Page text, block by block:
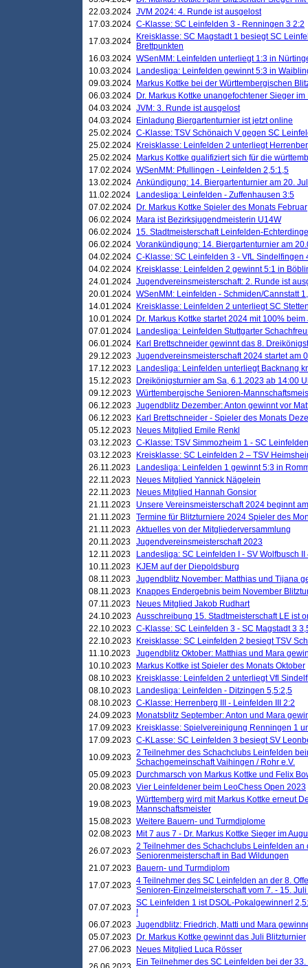
22.03.2024 JVM 2024: 4. Runde ist ausgelost
17.03.2024 C-Klasse: SC Leinfelden 3 - Renningen 3 2:2
17.03.2024
Kreisklasse: SC Magstadt 1 besiegt SC
Brettpunkten
16.03.2024 WSenMM: Leinfelden unterliegt 1:3 in
10.03.2024
Landesliga: Leinfelden gewinnt 5:3 in
09.03.2024
Markus Kottke bei der Württembergischen
06.03.2024
Dr. Markus Kottke unangefochtener Sieger
04.03.2024 JVM: 3. Runde ist ausgelost
04.03.2024
Einladung Biergartenturnier ist jetzt online
25.02.2024 C-Klasse: TSV Schönaich V gegen SC
25.02.2024
Kreisklasse: Leinfelden 2 unterliegt
25.02.2024
Markus Kottke qualifiziert sich für die
17.02.2024 WSenMM: Pfullingen - Leinfelden 2,5:1,5
13.02.2024 Ankündigung: 14. Biergartenturnier am 20.
11.02.2024
Landesliga: Leinfelden - Zuffenhausen 3:5
07.02.2024
Dr. Markus Kottke Spieler des Monats Februar
06.02.2024
Mara ist Bezirksjugendmeisterin U14W
06.02.2024 15. Stadtmeisterschaft Leinfelden-
06.02.2024 Vorankündigung: 14. Biergartenturnier am
04.02.2024 C-Klasse: SC Leinfelden 3 - VfL Sindelfingen
04.02.2024
Kreisklasse: Leinfelden 2 gewinnt 5:1 in
24.01.2024 Jugendvereinsmeisterschaft: 2. Runde ist
20.01.2024 WSenMM: Leinfelden - Schmiden/Cannstatt
14.01.2024
Kreisklasse: Leinfelden 2 unterliegt SC
10.01.2024
Dr. Markus Kottke startet 2024 mit 100%
07.01.2024
Landesliga: Leinfelden Stuttgarter
06.01.2024
Karl Brettschneider gewinnt das 8.
29.12.2023 Jugendvereinsmeisterschaft 2024 startet am
17.12.2023
Landesliga: Leinfelden unterliegt Backnang
15.12.2023
Dreikönigsturnier am Sa, 6.1.2023 ab 14:00
09.12.2023 Württembergische Senioren-
06.12.2023 Jugendblitz Dezember: Anton gewinnt vor
06.12.2023
Karl Brettschneider - Spieler des Monats
05.12.2023
Neues Mitglied Emile Renkl
03.12.2023 C-Klasse: TSV Simmozheim 1 - SC
03.12.2023
Kreisklasse: SC Leinfelden 2 – TSV
26.11.2023
Landesliga: Leinfelden 1 gewinnt 5:3 in
22.11.2023
Neues Mitglied Yannick Nägelein
22.11.2023
Neues Mitglied Hannah Gonsior
21.11.2023
Unsere Vereinsmeisterschaft 2024 beginnt
21.11.2023 Termine für Blitzturniere 2024 Spieler des
21.11.2023 Aktuelles von der Mitgliederversammlung
20.11.2023 Jugendvereinsmeisterschaft 2023
12.11.2023
Landesliga: SC Leinfelden I - SV Wolfbusch II
10.11.2023
KJEM auf der Diepoldsburg
08.11.2023 Jugendblitz November: Matthias und Tijana
08.11.2023
Knappes Endergebnis beim November
07.11.2023
Neues Mitglied Jakob Rudhart
24.10.2023 Ausschreibung 15. Stadtmeisterschaft LE ist
22.10.2023 C-Klasse: SC Leinfelden 3 - SC Magstadt 3
22.10.2023
Kreisklasse: SC Leinfelden 2 besiegt TSV
11.10.2023 Jugendblitz Oktober: Matthias und Mara
10.10.2023
Markus Kottke ist Spieler des Monats Oktober
08.10.2023
Kreisklasse: Leinfelden 2 unterliegt Vfl
08.10.2023
Landesliga: Leinfelden - Ditzingen 5,5:2,5
08.10.2023 C-Klasse: Herrenberg III - Leinfelden III 2:2
24.09.2023
Monatsblitz September: Anton und Mara
17.09.2023
Kreisklasse: Spielvereinigung Renningen 1
17.09.2023 C-KLasse: SC Leinfelden 3 besiegt SV
10.09.2023 2 Teilnehmer des Schachclubs Leinfelden
Schachgemeinschaft Vaihingen / Rohr e.V.
05.09.2023
Durchmarsch von Markus Kottke und Felix
20.08.2023 Vier Leinfeldener beim LeoChess Open 2023
19.08.2023 Württemberg wird mit Markus Kottke erneut
Mannschaftsmeister
15.08.2023 Weitere Bauern- und Turmdiplome
02.08.2023
Mit 7 aus 7 - Dr. Markus Kottke Sieger im
26.07.2023 2 Teilnehmer des Schachclubs Leinfelden an
Seniorenmeisterschaft in Bad Wildungen
21.07.2023
Bauern- und Turmdiplom
17.07.2023 4 Teilnehmer des SC Leinfelden an der 8.
Senioren-Einzelmeisterschaft vom 7. - 15.
07.07.2023 SC Leinfelden 1 ist DSOL-Pokalgewinner!
!
06.07.2023 Jugendblitz: Friedrich, Matti und Mara
05.07.2023
Dr. Markus Kottke gewinnt das Juli Blitzturnier
27.06.2023
Neues Mitglied Luca Rösser
Ein Teilnehmer des SC Leinfelden bei der